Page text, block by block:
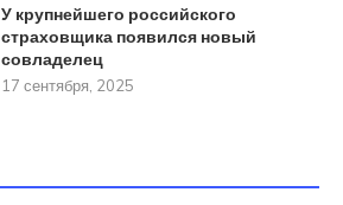
У крупнейшего российского
страховщика появился новый
совладелец
17 сентября, 2025